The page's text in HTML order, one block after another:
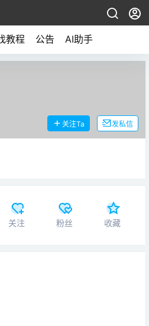
教程 公告 AI助手
关注Ta 发私信
关注 粉丝 收藏